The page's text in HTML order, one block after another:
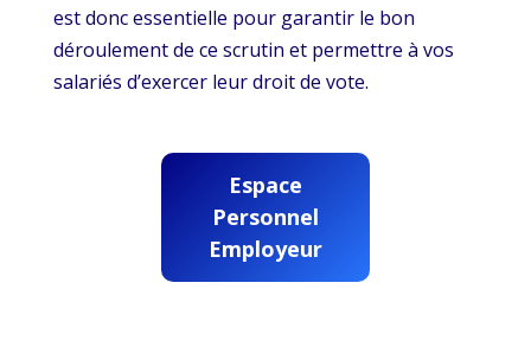
est donc essentielle pour garantir le bon
déroulement de ce scrutin et permettre à vos
salariés d’exercer leur droit de vote.
Espace
Personnel
Employeur